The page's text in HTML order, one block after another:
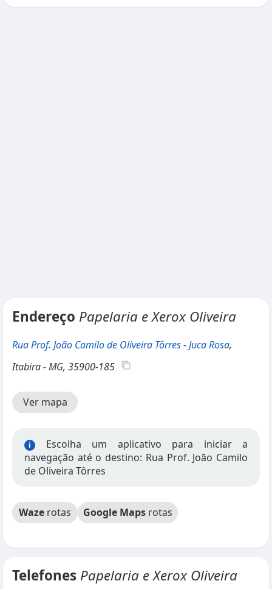
Endereço Papelaria e Xerox Oliveira
Rua Prof. João Camilo de Oliveira Tôrres-Juca Rosa,
Itabira - MG, 35900-185
Ver mapa
i
Escolha um aplicativo para iniciar a
navegação até o destino: Rua Prof. João Camilo
de Oliveira Tôrres
Waze rotas Google Maps rotas
Telefones Papelaria e Xerox Oliveira